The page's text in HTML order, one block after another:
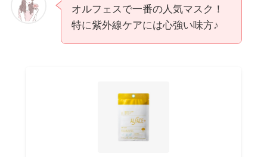
オルフェスで一番の人気マスク！
特に紫外線ケアには心強い味方♪